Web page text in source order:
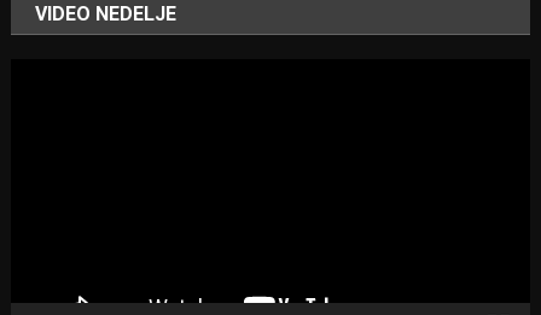
VIDEO NEDELJE